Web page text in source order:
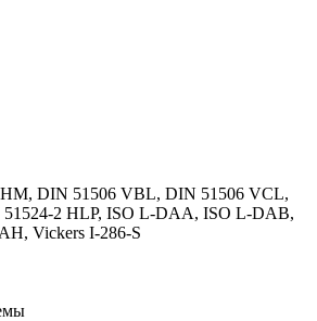
DIN 51506 VBL, DIN 51506 VCL,
2 HLP, ISO L-DAA, ISO L-DAB,
Vickers I-286-S